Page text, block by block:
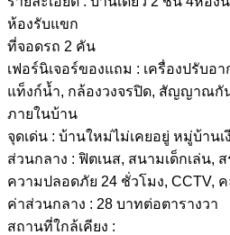
ห้องรับแขก
ที่จอดรถ 2 คัน
เฟอร์นิเจอร์ของแถม : เครื่องปรับอ
แท็งก์น้ำ, กล้องวงจรปิด, สัญญาณกั
ภายในบ้าน
จุดเด่น : บ้านใหม่ไม่เคยอยู่ หมู่บ้านเ
ส่วนกลาง : ฟิตเนส, สนามเด็กเล่น,
ความปลอดภัย 24 ชั่วโมง, CCTV, ค
ค่าส่วนกลาง : 28 บาทต่อตารางวา
สถานที่ใกล้เคียง :